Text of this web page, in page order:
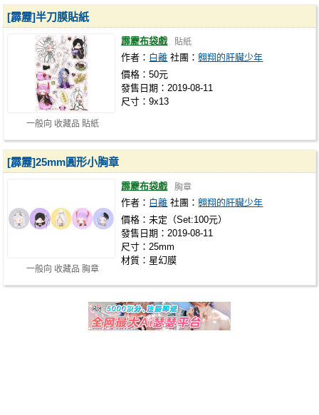
一般向 收藏品 貼紙
[霹靂]半刀膜貼紙
霹靂布袋戲 貼紙
作者： 白離 社團：翱翔的肝臟少年
價格：50元
發售日期：2019-08-11
尺寸：9x13
一般向 收藏品 胸章
[霹靂]25mm圓形小胸章
霹靂布袋戲 胸章
作者： 白離 社團：翱翔的肝臟少年
價格：未定（Set:100元）
發售日期：2019-08-11
尺寸：25mm
材質：星幻膜